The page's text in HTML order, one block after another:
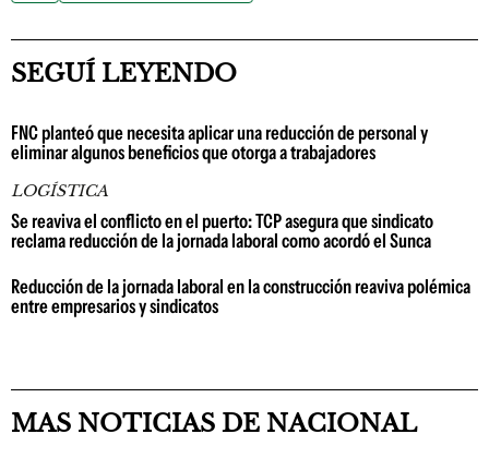
SEGUÍ LEYENDO
FNC planteó que necesita aplicar una reducción de personal y
eliminar algunos beneficios que otorga a trabajadores
LOGÍSTICA
Se reaviva el conflicto en el puerto: TCP asegura que sindicato
reclama reducción de la jornada laboral como acordó el Sunca
Reducción de la jornada laboral en la construcción reaviva polémica
entre empresarios y sindicatos
MAS NOTICIAS DE NACIONAL